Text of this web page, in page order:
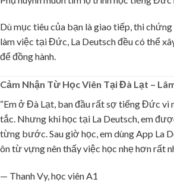
🌸
Dù mục tiêu của bạn là giao tiếp, thi chứng
làm việc tại Đức, La Deutsch đều có thể
để đồng hành.
Cảm Nhận Từ Học Viên Tại Đà Lạt –
“Em ở Đà Lạt, ban đầu rất sợ tiếng Đức vì
tắc. Nhưng khi học tại La Deutsch, em
từng bước. Sau giờ học, em dùng App La
ôn từ vựng nên thấy việc học nhẹ hơn rất
— Thanh Vy, học viên A1